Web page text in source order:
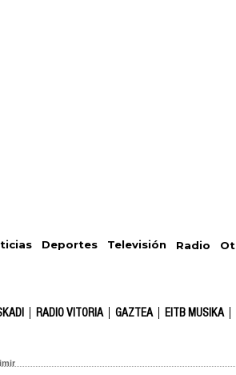
Deportes Televisión Radio
RADIO VITORIA GAZTEA EITB MUSIKA